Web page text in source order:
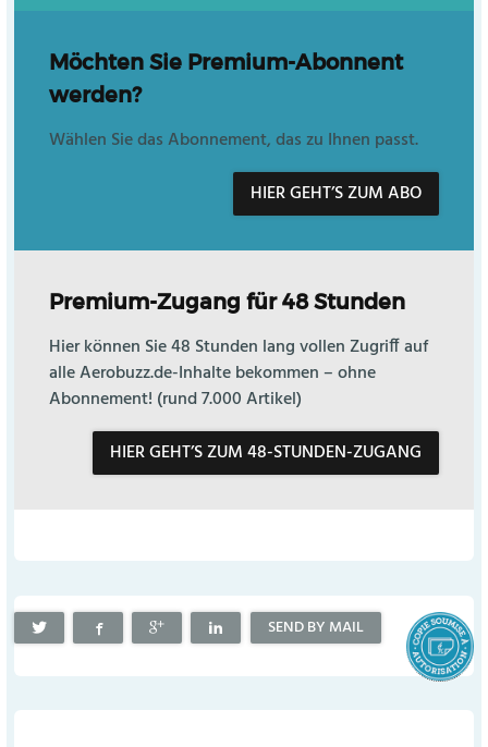
Möchten Sie Premium-Abonnent
werden?
Wählen Sie das Abonnement, das zu Ihnen passt.
HIER GEHT’S ZUM ABO
Premium-Zugang für 48 Stunden
Hier können Sie 48 Stunden lang vollen Zugriff auf
alle Aerobuzz.de-Inhalte bekommen – ohne
Abonnement! (rund 7.000 Artikel)
HIER GEHT’S ZUM 48-STUNDEN-ZUGANG
SEND BY MAIL